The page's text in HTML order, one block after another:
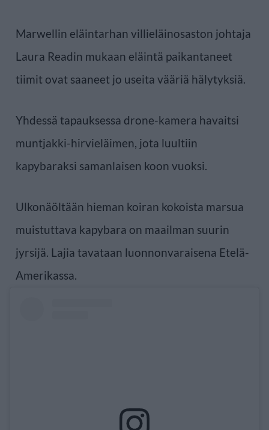
Marwellin eläintarhan villieläinosaston johtaja
Laura Readin mukaan eläintä paikantaneet
tiimit ovat saaneet jo useita vääriä hälytyksiä.
Yhdessä tapauksessa drone-kamera havaitsi
muntjakki-hirvieläimen, jota luultiin
kapybaraksi samanlaisen koon vuoksi.
Ulkonäöltään hieman koiran kokoista marsua
muistuttava kapybara on maailman suurin
jyrsijä. Lajia tavataan luonnonvaraisena Etelä-
Amerikassa.